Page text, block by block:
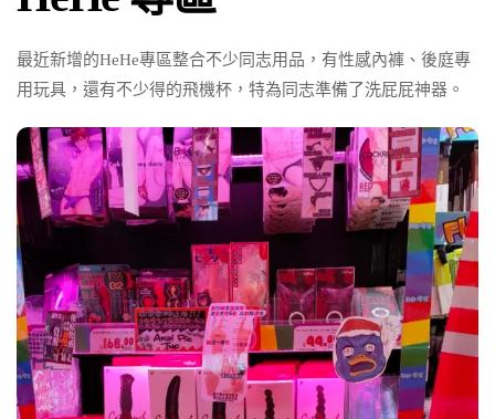
最近新增的HeHe專區整合不少同志用品，有性感內褲、後庭專
用玩具，還有不少得的飛機杯，特為同志準備了洗屁屁神器。